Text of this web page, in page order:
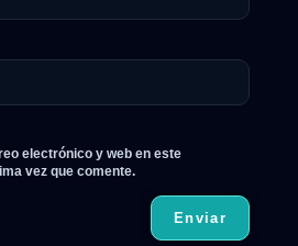
electrónico y web en este
vez que comente.